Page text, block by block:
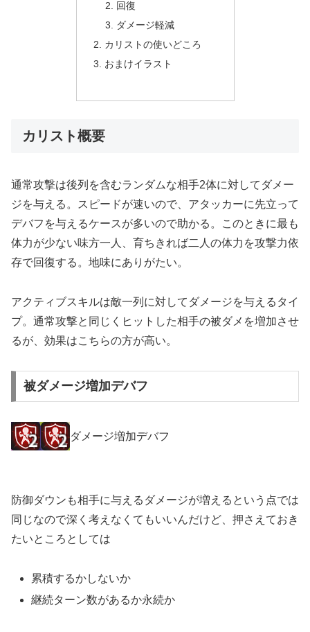
回復
ダメージ軽減
カリストの使いどころ
おまけイラスト
カリスト概要
通常攻撃は後列を含むランダムな相手2体に対してダメー
ジを与える。スピードが速いので、アタッカーに先立って
デバフを与えるケースが多いので助かる。このときに最も
体力が少ない味方一人、育ちきれば二人の体力を攻撃力依
存で回復する。地味にありがたい。
アクティブスキルは敵一列に対してダメージを与えるタイ
プ。通常攻撃と同じくヒットした相手の被ダメを増加させ
るが、効果はこちらの方が高い。
被ダメージ増加デバフ
ダメージ増加デバフ
防御ダウンも相手に与えるダメージが増えるという点では
同じなので深く考えなくてもいいんだけど、押さえておき
たいところとしては
累積するかしないか
継続ターン数があるか永続か